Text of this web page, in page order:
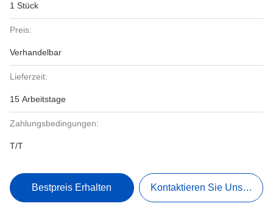
1 Stück
Preis:
Verhandelbar
Lieferzeit:
15 Arbeitstage
Zahlungsbedingungen:
T/T
Bestpreis Erhalten Kontaktieren Sie Uns Jetzt